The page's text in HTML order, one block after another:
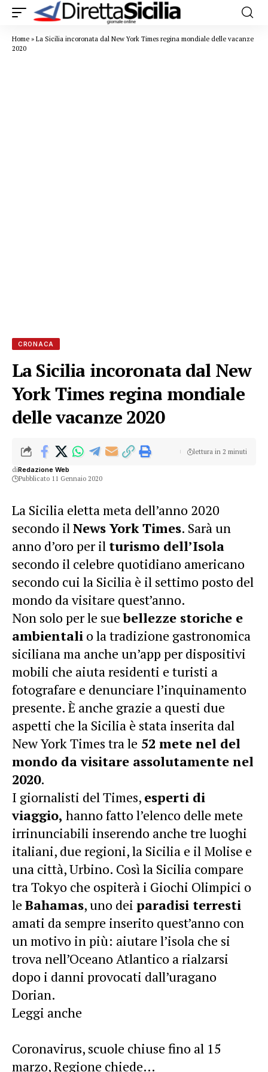
Home » La Sicilia incoronata dal New York Times regina mondiale delle vacanze
2020
CRONACA
La Sicilia incoronata dal New
York Times regina mondiale
delle vacanze 2020
diRedazione Web
Pubblicato 11 Gennaio 2020
lettura in 2 minuti
La Sicilia eletta meta dell’anno 2020
secondo ilNews York Times. Sarà un
anno d’oro per il turismo dell’Isola
secondo il celebre quotidiano americano
secondo cui la Sicilia è il settimo posto del
mondo da visitare quest’anno.
Non solo per le suebellezze storiche e
ambientali o la tradizione gastronomica
siciliana ma anche un’app per dispositivi
mobili che aiuta residenti e turisti a
fotografare e denunciare l’inquinamento
presente. È anche grazie a questi due
aspetti che la Sicilia è stata inserita dal
New York Times tra le 52 mete nel del
mondo da visitare assolutamente nel
2020.
I giornalisti del Times, esperti di
viaggio, hanno fatto l’elenco delle mete
irrinunciabili inserendo anche tre luoghi
italiani, due regioni, la Sicilia e il Molise e
una città, Urbino. Così la Sicilia compare
tra Tokyo che ospiterà i Giochi Olimpici o
le Bahamas, uno dei paradisi terresti
amati da sempre inserito quest’anno con
un motivo in più: aiutare l’isola che si
trova nell’Oceano Atlantico a rialzarsi
dopo i danni provocati dall’uragano
Dorian.
Leggi anche
Coronavirus, scuole chiuse fino al 15
marzo, Regione chiede…